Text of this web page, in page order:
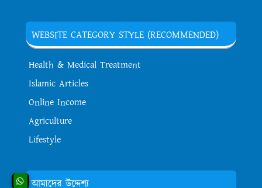
WEBSITE CATEGORY STYLE (RECOMMENDED)
Health & Medical Treatment
Islamic Articles
Online Income
Agriculture
Lifestyle
আমাদের উদ্দেশ্য